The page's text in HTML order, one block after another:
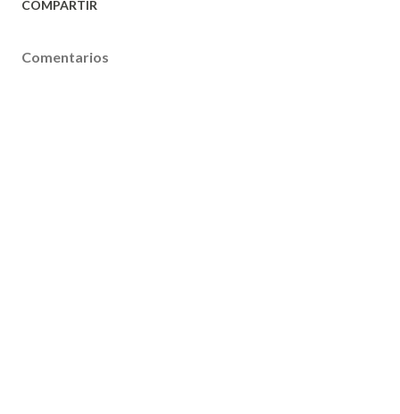
COMPARTIR
Comentarios